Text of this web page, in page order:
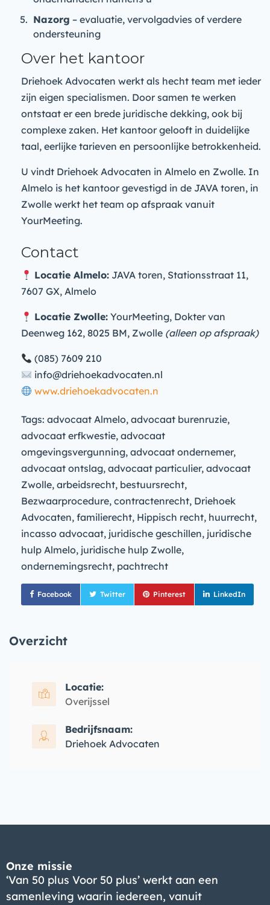
Nazorg – evaluatie, vervolgadvies of verdere
ondersteuning
Over het kantoor
Driehoek Advocaten werkt als hecht team met ieder
zijn eigen specialismen. Door samen te werken
ontstaat er een brede juridische dekking, ook bij
complexe zaken. Het kantoor gelooft in duidelijke
taal, eerlijke tarieven en persoonlijke betrokkenheid.
U vindt Driehoek Advocaten in Almelo en Zwolle. In
Almelo is het kantoor gevestigd in de JAVA toren, in
Zwolle werkt het team op afspraak vanuit
YourMeeting.
Contact
Locatie Almelo: JAVA toren, Stationsstraat 11,
7607 GX, Almelo
Locatie Zwolle: YourMeeting, Dokter van
Deenweg 162, 8025 BM, Zwolle (alleen op afspraak)
(085) 7609 210
info@driehoekadvocaten.nl
www.driehoekadvocaten.n
Tags: advocaat Almelo, advocaat burenruzie,
advocaat erfkwestie, advocaat
omgevingsvergunning, advocaat ondernemer,
advocaat ontslag, advocaat particulier, advocaat
Zwolle, arbeidsrecht, bestuursrecht,
Bezwaarprocedure, contractenrecht, Driehoek
Advocaten, familierecht, Hippisch recht, huurrecht,
incasso advocaat, juridische geschillen, juridische
hulp Almelo, juridische hulp Zwolle,
ondernemingsrecht, pachtrecht
Facebook Twitter Pinterest LinkedIn
Overzicht
Locatie:
Overijssel
Bedrijfsnaam:
Driehoek Advocaten
Onze missie
‘Van 50 plus Voor 50 plus’ werkt aan een
samenleving waarin iedereen, vanuit